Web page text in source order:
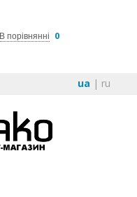
В порівнянні 0
ua | ru